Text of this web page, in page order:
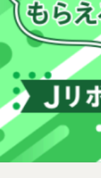
ローンを
カードサ